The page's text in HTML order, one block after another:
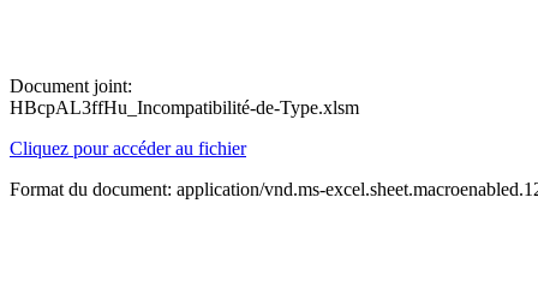
Document joint:
HBcpAL3ffHu_Incompatibilité-de-Type.xlsm
Cliquez pour accéder au fichier
Format du document: application/vnd.ms-